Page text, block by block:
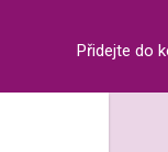
Přidejte do